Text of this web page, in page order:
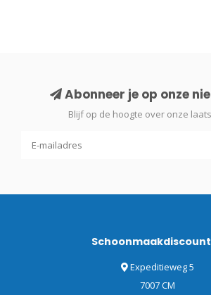
Abonneer je op onze
Blijf op de hoogte over onze
Expeditieweg 5
7007 CM